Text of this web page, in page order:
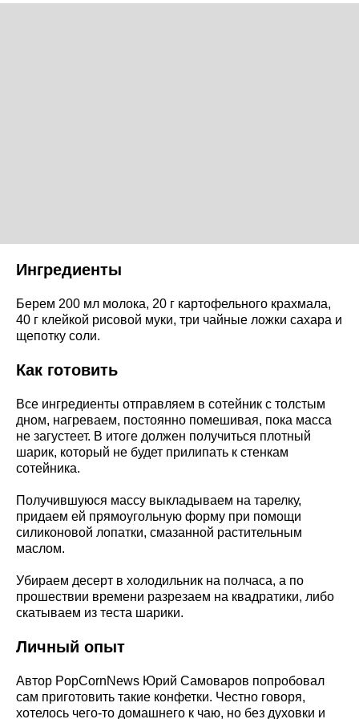
Ингредиенты
Берем 200 мл молока, 20 г картофельного крахмала,
40 г клейкой рисовой муки, три чайные ложки сахара и
щепотку соли.
Как готовить
Все ингредиенты отправляем в сотейник с толстым
дном, нагреваем, постоянно помешивая, пока масса
не загустеет. В итоге должен получиться плотный
шарик, который не будет прилипать к стенкам
сотейника.
Получившуюся массу выкладываем на тарелку,
придаем ей прямоугольную форму при помощи
силиконовой лопатки, смазанной растительным
маслом.
Убираем десерт в холодильник на полчаса, а по
прошествии времени разрезаем на квадратики, либо
скатываем из теста шарики.
Личный опыт
Автор PopCornNews Юрий Самоваров попробовал
сам приготовить такие конфетки. Честно говоря,
хотелось чего-то домашнего к чаю, но без духовки и